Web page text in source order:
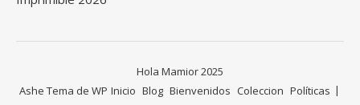
Hola Mamior 2025
Inicio Blog Bienvenidos Coleccion Políticas
Ashe Tema de WP